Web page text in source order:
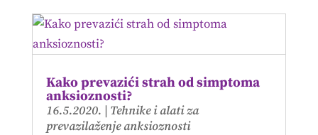
Kako prevazići strah od simptoma
anksioznosti?
16.5.2020. | Tehnike i alati za
prevazilaženje anksioznosti